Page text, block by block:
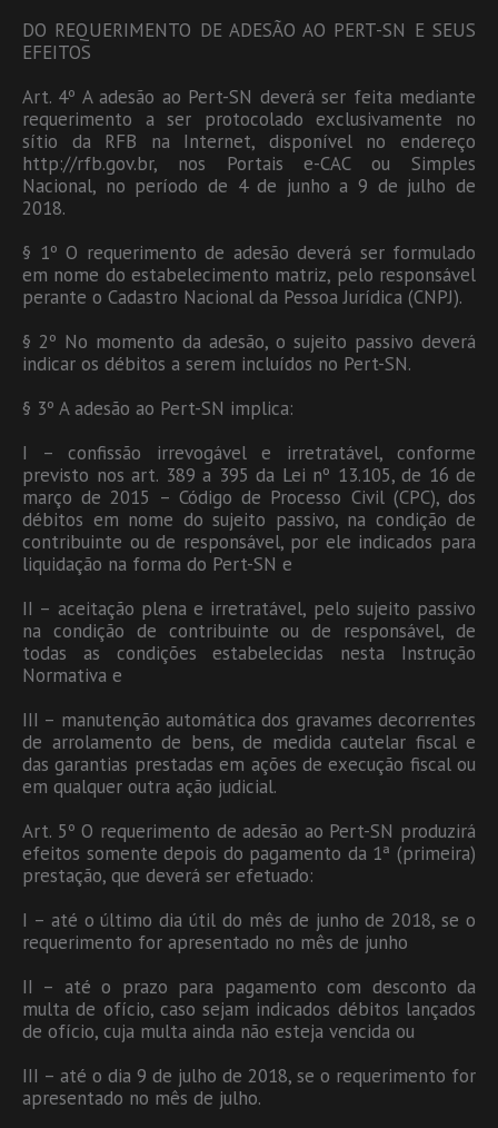
DO REQUERIMENTO DE ADESÃO AO PERT-SN E SEUS
EFEITOS
Art. 4º A adesão ao Pert-SN deverá ser feita mediante
requerimento a ser protocolado exclusivamente no
sítio da RFB na Internet, disponível no endereço
http://rfb.gov.br, nos Portais e-CAC ou Simples
Nacional, no período de 4 de junho a 9 de julho de
2018.
§ 1º O requerimento de adesão deverá ser formulado
em nome do estabelecimento matriz, pelo responsável
perante o Cadastro Nacional da Pessoa Jurídica (CNPJ).
§ 2º No momento da adesão, o sujeito passivo deverá
indicar os débitos a serem incluídos no Pert-SN.
§ 3º A adesão ao Pert-SN implica:
I – confissão irrevogável e irretratável, conforme
previsto nos art. 389 a 395 da Lei nº 13.105, de 16 de
março de 2015 – Código de Processo Civil (CPC), dos
débitos em nome do sujeito passivo, na condição de
contribuinte ou de responsável, por ele indicados para
liquidação na forma do Pert-SN e
II – aceitação plena e irretratável, pelo sujeito passivo
na condição de contribuinte ou de responsável, de
todas as condições estabelecidas nesta Instrução
Normativa e
III – manutenção automática dos gravames decorrentes
de arrolamento de bens, de medida cautelar fiscal e
das garantias prestadas em ações de execução fiscal ou
em qualquer outra ação judicial.
Art. 5º O requerimento de adesão ao Pert-SN produzirá
efeitos somente depois do pagamento da 1ª (primeira)
prestação, que deverá ser efetuado:
I – até o último dia útil do mês de junho de 2018, se o
requerimento for apresentado no mês de junho
II – até o prazo para pagamento com desconto da
multa de ofício, caso sejam indicados débitos lançados
de ofício, cuja multa ainda não esteja vencida ou
III – até o dia 9 de julho de 2018, se o requerimento for
apresentado no mês de julho.